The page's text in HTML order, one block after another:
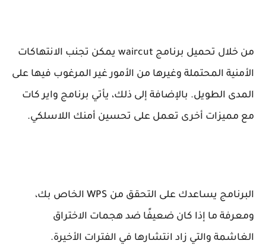
من خلال تحميل برنامج waircut يمكن تجنب الانتهاكات
الأمنية المحتملة وغيرها من الأمور غير المرغوب فيها على
المدى الطويل. بالإضافة إلى ذلك، يأتي برنامج واير كات
مع مميزات أخرى تعمل على تحسين أمنك اللاسلكي.
البرنامج يساعدك على التحقق من WPS الخاص بك،
ومعرفة ما إذا كان ضعيفًا ضد هجمات الاختراق
الغاشمة والتي زاد انتشارها في الفترات الأخيرة.